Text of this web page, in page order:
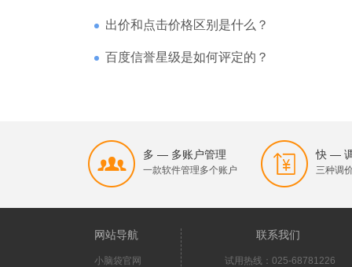
出价和点击价格区别是什么？
百度信誉星级是如何评定的？
多 — 多账户管理
一款软件管理多个账户
快 —
三种调
网站导航
小脑袋官网
联系我们
试用热线：025-68781226